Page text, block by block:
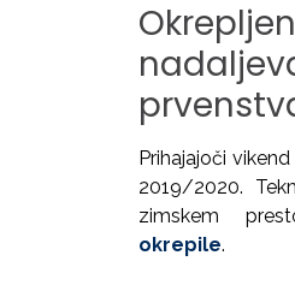
Prihajajoči
2019/2020.
zimskem
okrepile.